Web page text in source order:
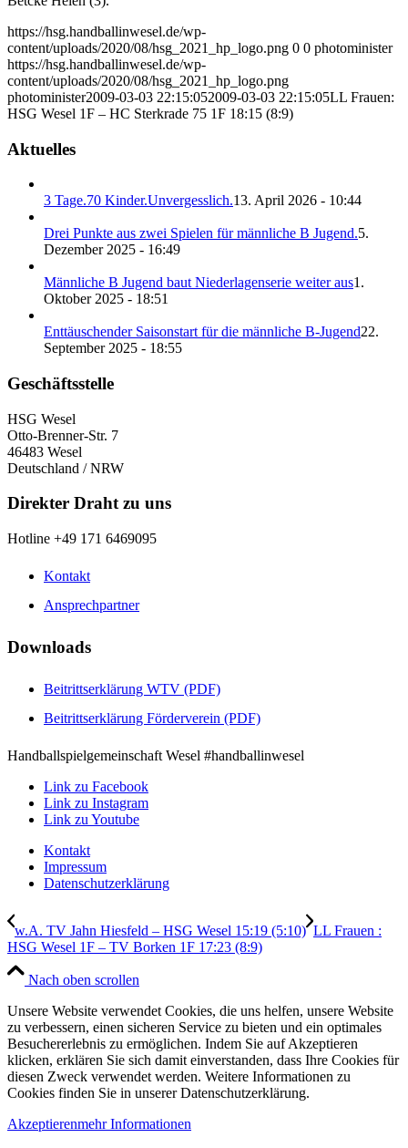
https://hsg.handballinwesel.de/wp-
content/uploads/2020/08/hsg_2021_hp_logo.png 0 0 photominister
https://hsg.handballinwesel.de/wp-
content/uploads/2020/08/hsg_2021_hp_logo.png
photominister2009-03-03 22:15:052009-03-03 22:15:05LL Frauen:
HSG Wesel 1F – HC Sterkrade 75 1F 18:15 (8:9)
Aktuelles
3 Tage.70 Kinder.Unvergesslich.13. April 2026 - 10:44
Drei Punkte aus zwei Spielen für männliche B Jugend.5.
Dezember 2025 - 16:49
Männliche B Jugend baut Niederlagenserie weiter aus1.
Oktober 2025 - 18:51
Enttäuschender Saisonstart für die männliche B-Jugend22.
September 2025 - 18:55
Geschäftsstelle
HSG Wesel
Otto-Brenner-Str. 7
46483 Wesel
Deutschland / NRW
Direkter Draht zu uns
Hotline +49 171 6469095
Kontakt
Ansprechpartner
Downloads
Beitrittserklärung WTV (PDF)
Beitrittserklärung Förderverein (PDF)
Handballspielgemeinschaft Wesel #handballinwesel
Link zu Facebook
Link zu Instagram
Link zu Youtube
Kontakt
Impressum
Datenschutzerklärung
w.A. TV Jahn Hiesfeld – HSG Wesel 15:19 (5:10) LL Frauen :
HSG Wesel 1F – TV Borken 1F 17:23 (8:9)
Nach oben scrollen
Unsere Website verwendet Cookies, die uns helfen, unsere Website
zu verbessern, einen sicheren Service zu bieten und ein optimales
Besuchererlebnis zu ermöglichen. Indem Sie auf Akzeptieren
klicken, erklären Sie sich damit einverstanden, dass Ihre Cookies für
diesen Zweck verwendet werden. Weitere Informationen zu
Cookies finden Sie in unserer Datenschutzerklärung.
Akzeptierenmehr Informationen